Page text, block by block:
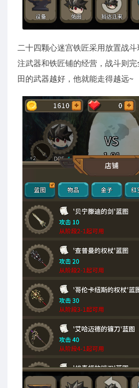
二十四颗心迷宫铁匠采用放置战
注武器和铁匠铺的经营，战斗则
田的武器越好，他就能走得越远~